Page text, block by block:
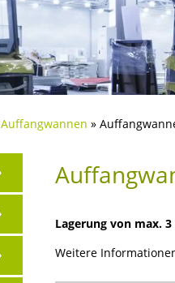
Auffangwannen »
Lagerung von max.
Weitere